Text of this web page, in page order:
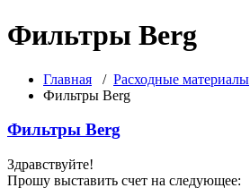
Фильтры Berg
Главная / Расходные материалы
Фильтры Berg
Фильтры Berg
Здравствуйте!
Прошу выставить счет на следующее: